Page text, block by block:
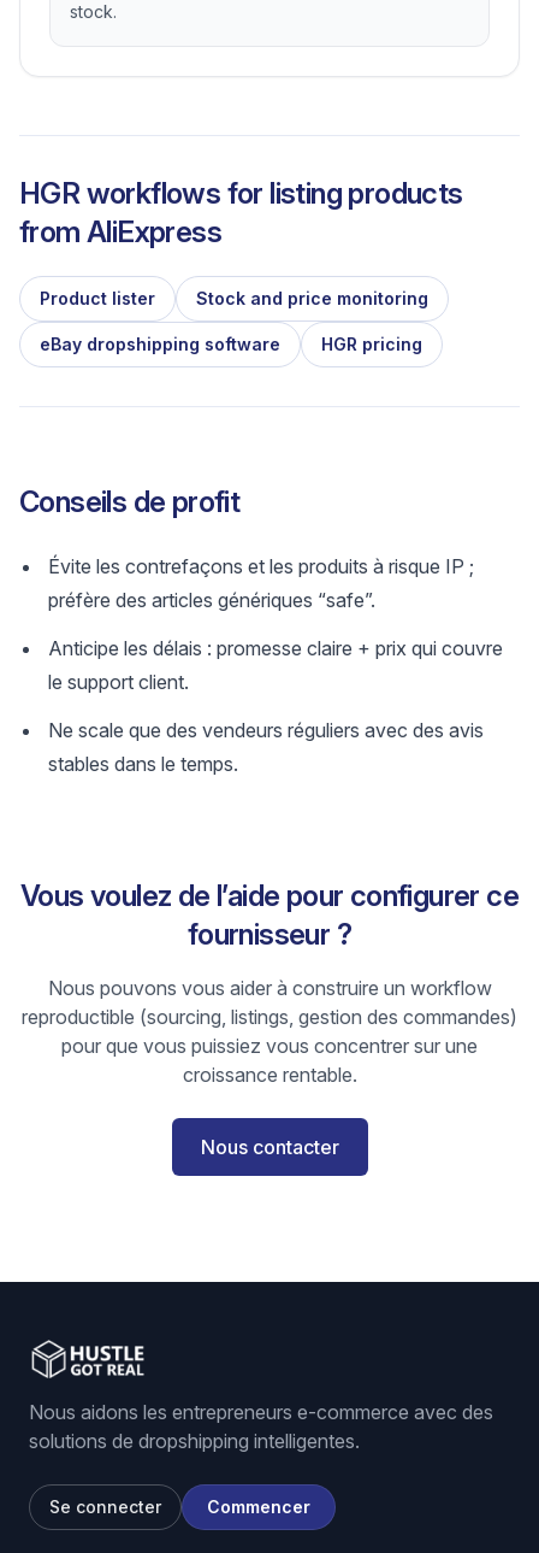
stock.
HGR workflows for listing products
from AliExpress
Product lister Stock and price monitoring
eBay dropshipping software HGR pricing
Conseils de profit
Évite les contrefaçons et les produits à risque IP ;
préfère des articles génériques “safe”.
Anticipe les délais : promesse claire + prix qui couvre
le support client.
Ne scale que des vendeurs réguliers avec des avis
stables dans le temps.
Vous voulez de l’aide pour configurer ce
fournisseur ?
Nous pouvons vous aider à construire un workflow
reproductible (sourcing, listings, gestion des commandes)
pour que vous puissiez vous concentrer sur une
croissance rentable.
Nous contacter
Nous aidons les entrepreneurs e-commerce avec des
solutions de dropshipping intelligentes.
Se connecter Commencer